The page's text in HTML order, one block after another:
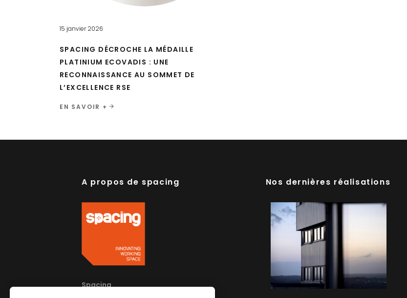
15 janvier 2026
SPACING DÉCROCHE LA MÉDAILLE
PLATINIUM ECOVADIS : UNE
RECONNAISSANCE AU SOMMET DE
L’EXCELLENCE RSE
EN SAVOIR +
A propos de spacing
Spacing
Nos dernières réalisations